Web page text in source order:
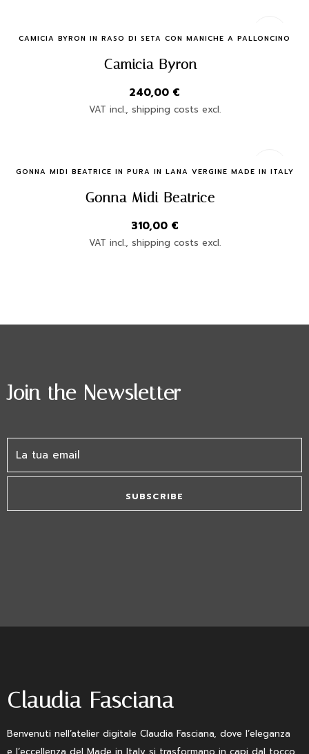
Quick Buy
CAMICIA BYRON IN RASO DI SETA CON MANICHE A PALLONCINO
Camicia Byron
240,00 €
VAT incl., shipping costs excl.
Quick Buy
GONNA MIDI BEATRICE IN PURA IN LANA VERGINE MADE IN ITALY
Gonna Midi Beatrice
310,00 €
VAT incl., shipping costs excl.
Join the Newsletter
SUBSCRIBE
Claudia Fasciana
Benvenuti nell’atelier digitale Claudia Fasciana, dove l’eleganza